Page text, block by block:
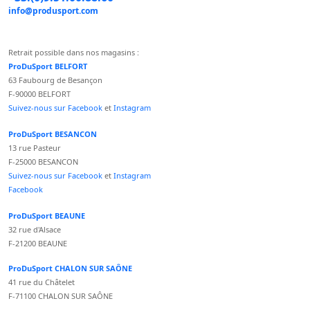
info@produsport.com
Retrait possible dans nos magasins :
ProDuSport BELFORT
63 Faubourg de Besançon
F-90000 BELFORT
Suivez-nous sur Facebook et Instagram
ProDuSport BESANCON
13 rue Pasteur
F-25000 BESANCON
Suivez-nous sur Facebook et Instagram
Facebook
ProDuSport BEAUNE
32 rue d'Alsace
F-21200 BEAUNE
ProDuSport CHALON SUR SAÔNE
41 rue du Châtelet
F-71100 CHALON SUR SAÔNE